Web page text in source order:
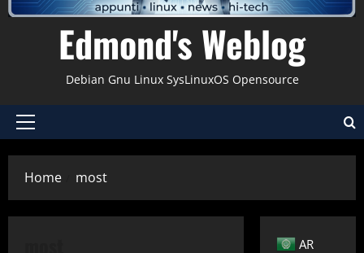
Edmond's Weblog
Debian Gnu Linux SysLinuxOS Opensource
Menu
Home most
AR